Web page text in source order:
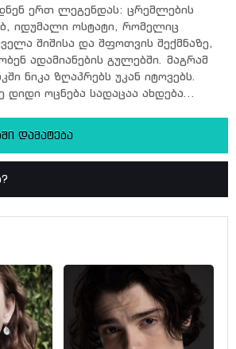
ერთ ლეგენდას: ცრემლების
იდუმალი ოსტატი, რომელიც
შიშისა და შფოთვის შექმნაზე,
ადამიანების გულებში. მაგრამ
ნიკა ზღაპრებს უკან იტოვებს.
დიდი ოცნება სადაცაა ახდება...
დამატება